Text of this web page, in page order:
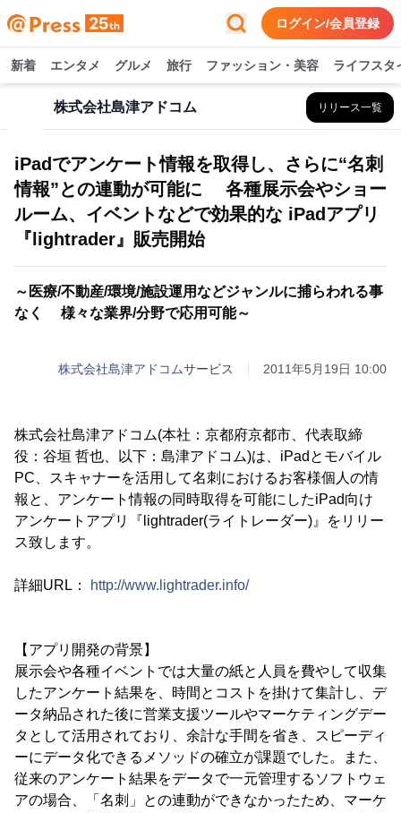
ログイン/会員登録
新着 エンタメ グルメ 旅行 ファッション・美容 ライフスタ
株式会社島津アドコム リリース一覧
iPadでアンケート情報を取得し、さらに“名刺
情報”との連動が可能に 各種展示会やショー
ルーム、イベントなどで効果的な iPadアプリ
『lightrader』販売開始
～医療/不動産/環境/施設運用などジャンルに捕らわれる事
なく 様々な業界/分野で応用可能～
株式会社島津アドコムサービス 2011年5月19日 10:00
株式会社島津アドコム(本社：京都府京都市、代表取締
役：谷垣 哲也、以下：島津アドコム)は、iPadとモバイル
PC、スキャナーを活用して名刺におけるお客様個人の情
報と、アンケート情報の同時取得を可能にしたiPad向け
アンケートアプリ『lightrader(ライトレーダー)』をリリー
ス致します。
詳細URL： http://www.lightrader.info/
【アプリ開発の背景】
展示会や各種イベントでは大量の紙と人員を費やして収集
したアンケート結果を、時間とコストを掛けて集計し、デ
ータ納品された後に営業支援ツールやマーケティングデー
タとして活用されており、余計な手間を省き、スピーディ
ーにデータ化できるメソッドの確立が課題でした。また、
従来のアンケート結果をデータで一元管理するソフトウェ
アの場合、「名刺」との連動ができなかったため、マーケ